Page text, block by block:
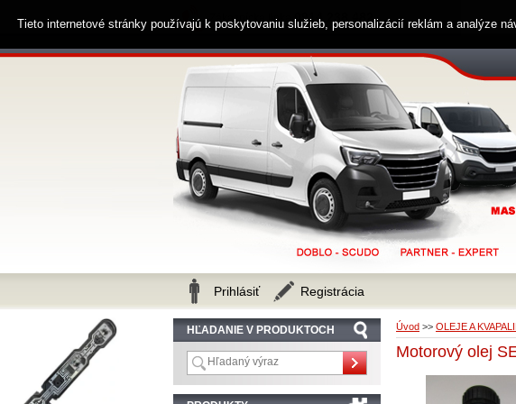
Úvod >> OLEJE A
Motorový olej
HĽADANIE V PRODUKTOCH
Zákaznícka linka 0914 238 482
Prihlásiť Registrácia
Tieto internetové stránky používajú k poskytovaniu služieb, personalizácií reklám a analýze